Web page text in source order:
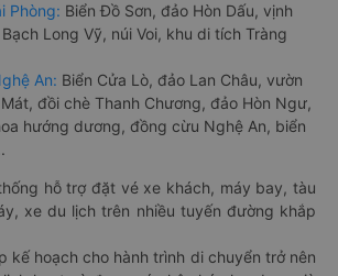
Phòng: Biển Đồ Sơn, đảo Hòn Dấu, vịnh
Long Vỹ, núi Voi, khu di tích Tràng
An: Biển Cửa Lò, đảo Lan Châu, vườn
đồi chè Thanh Chương, đảo Hòn Ngư,
hướng dương, đồng cừu Nghệ An, biển
hỗ trợ đặt vé xe khách, máy bay, tàu
xe du lịch trên nhiều tuyến đường khắp
kế hoạch cho hành trình di chuyển trở nên